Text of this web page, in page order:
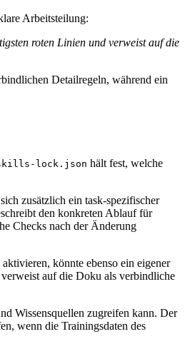
Arbeitsteilung:
roten Linien und verweist auf die
Detailregeln, während ein
lock.json hält fest, welche
zusätzlich ein task-spezifischer
den konkreten Ablauf für
Checks nach der Änderung
könnte ebenso ein eigener
auf die Doku als verbindliche
Wissensquellen zugreifen kann. Der
wenn die Trainingsdaten des